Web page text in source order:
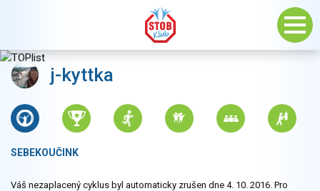
j-kyttka
SEBEKOUČINK
Váš nezaplacený cyklus byl automaticky zrušen dne 4. 10. 2016. Pro